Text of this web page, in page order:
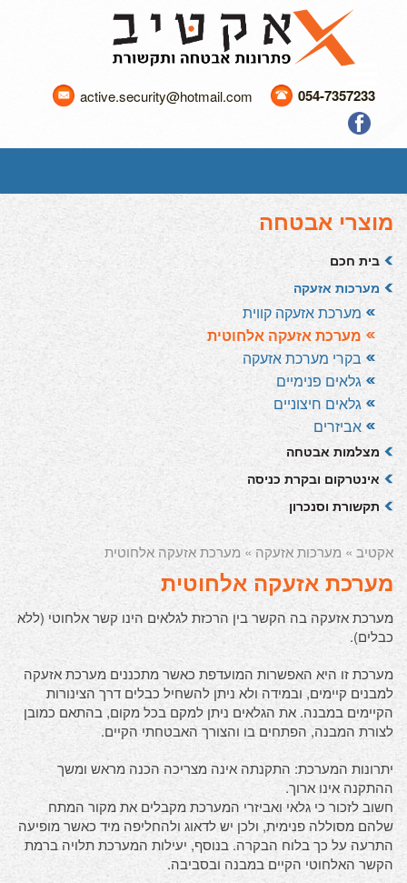
054-7357233
active.security@hotmail.com
מוצרי אבטחה
בית חכם
מערכות אזעקה
מערכת אזעקה קווית
מערכת אזעקה אלחוטית
בקרי מערכת אזעקה
גלאים פנימיים
גלאים חיצוניים
אביזרים
מצלמות אבטחה
אינטרקום ובקרת כניסה
תקשורת וסנכרון
אקטיב » מערכות אזעקה » מערכת אזעקה אלחוטית
מערכת אזעקה אלחוטית
מערכת אזעקה בה הקשר בין הרכזת לגלאים הינו קשר אלחוטי (ללא
כבלים).
מערכת זו היא האפשרות המועדפת כאשר מתכננים מערכת אזעקה
למבנים קיימים, ובמידה ולא ניתן להשחיל כבלים דרך הצינורות
הקיימים במבנה. את הגלאים ניתן למקם בכל מקום, בהתאם כמובן
לצורת המבנה, הפתחים בו והצורך האבטחתי הקיים.
יתרונות המערכת: התקנתה אינה מצריכה הכנה מראש ומשך
ההתקנה אינו ארוך.
חשוב לזכור כי גלאי ואביזרי המערכת מקבלים את מקור המתח
שלהם מסוללה פנימית, ולכן יש לדאוג ולהחליפה מיד כאשר מופיעה
התרעה על כך בלוח הבקרה. בנוסף, יעילות המערכת תלויה ברמת
הקשר האלחוטי הקיים במבנה ובסביבה.